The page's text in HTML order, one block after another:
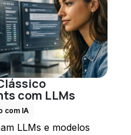
com LLMs
com IA
LLMs e modelos